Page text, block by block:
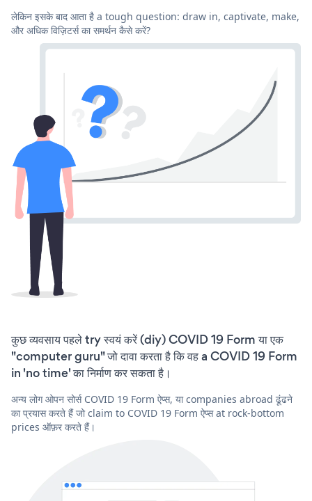
लेकिन इसके बाद आता है a tough question: draw in, captivate, make,
और अधिक विज़िटर्स का समर्थन कैसे करें?
कुछ व्यवसाय पहले try स्वयं करें (diy) COVID 19 Form या एक
"computer guru" जो दावा करता है कि वह a COVID 19 Form
in 'no time' का निर्माण कर सकता है।
अन्य लोग ओपन सोर्स COVID 19 Form ऐप्स, या companies abroad ढूंढने
का प्रयास करते हैं जो claim to COVID 19 Form ऐप्स at rock-bottom
prices ऑफ़र करते हैं।